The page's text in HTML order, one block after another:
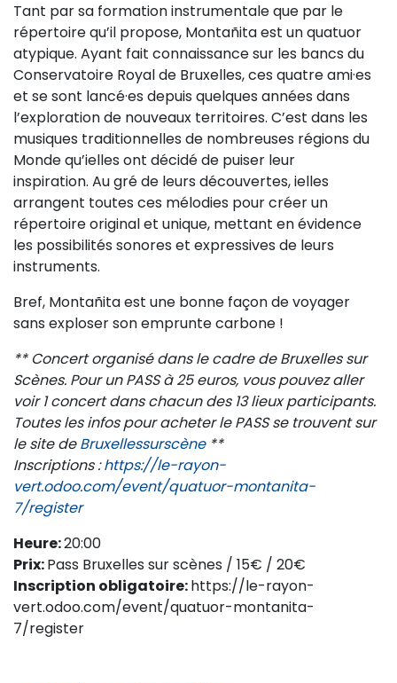
Tant par sa formation instrumentale que par le
répertoire qu’il propose, Montañita est un quatuor
atypique. Ayant fait connaissance sur les bancs du
Conservatoire Royal de Bruxelles, ces quatre ami·es
et se sont lancé·es depuis quelques années dans
l’exploration de nouveaux territoires. C’est dans les
musiques traditionnelles de nombreuses régions du
Monde qu’ielles ont décidé de puiser leur
inspiration. Au gré de leurs découvertes, ielles
arrangent toutes ces mélodies pour créer un
répertoire original et unique, mettant en évidence
les possibilités sonores et expressives de leurs
instruments.
Bref, Montañita est une bonne façon de voyager
sans exploser son emprunte carbone !
** Concert organisé dans le cadre de Bruxelles sur
Scènes. Pour un PASS à 25 euros, vous pouvez aller
voir 1 concert dans chacun des 13 lieux participants.
Toutes les infos pour acheter le PASS se trouvent sur
le site deBruxellessurscène**
Inscriptions :https://le-rayon-
vert.odoo.com/event/quatuor-montanita-
7/register
Heure:20:00
Prix:Pass Bruxelles sur scènes / 15€ / 20€
Inscription obligatoire:https://le-rayon-
vert.odoo.com/event/quatuor-montanita-
7/register